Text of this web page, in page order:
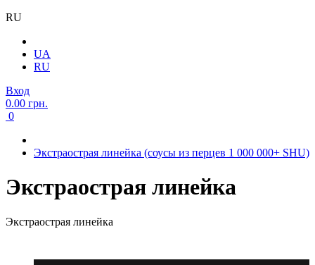
RU
UA
RU
Вход
0.00 грн.
0
Экстраострая линейка (соусы из перцев 1 000 000+ SHU)
Экстраострая линейка
Экстраострая линейка